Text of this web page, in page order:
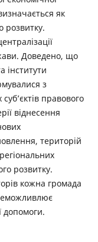
як
розвитку.
Доведено, що
інститути
з
правового
віднесення
територій
розвитку.
кожна громада
допомоги.